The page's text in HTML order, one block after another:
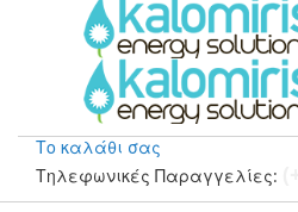
Το καλάθι σας
Τηλεφωνικές Παραγγελίες:
Μετάβαση